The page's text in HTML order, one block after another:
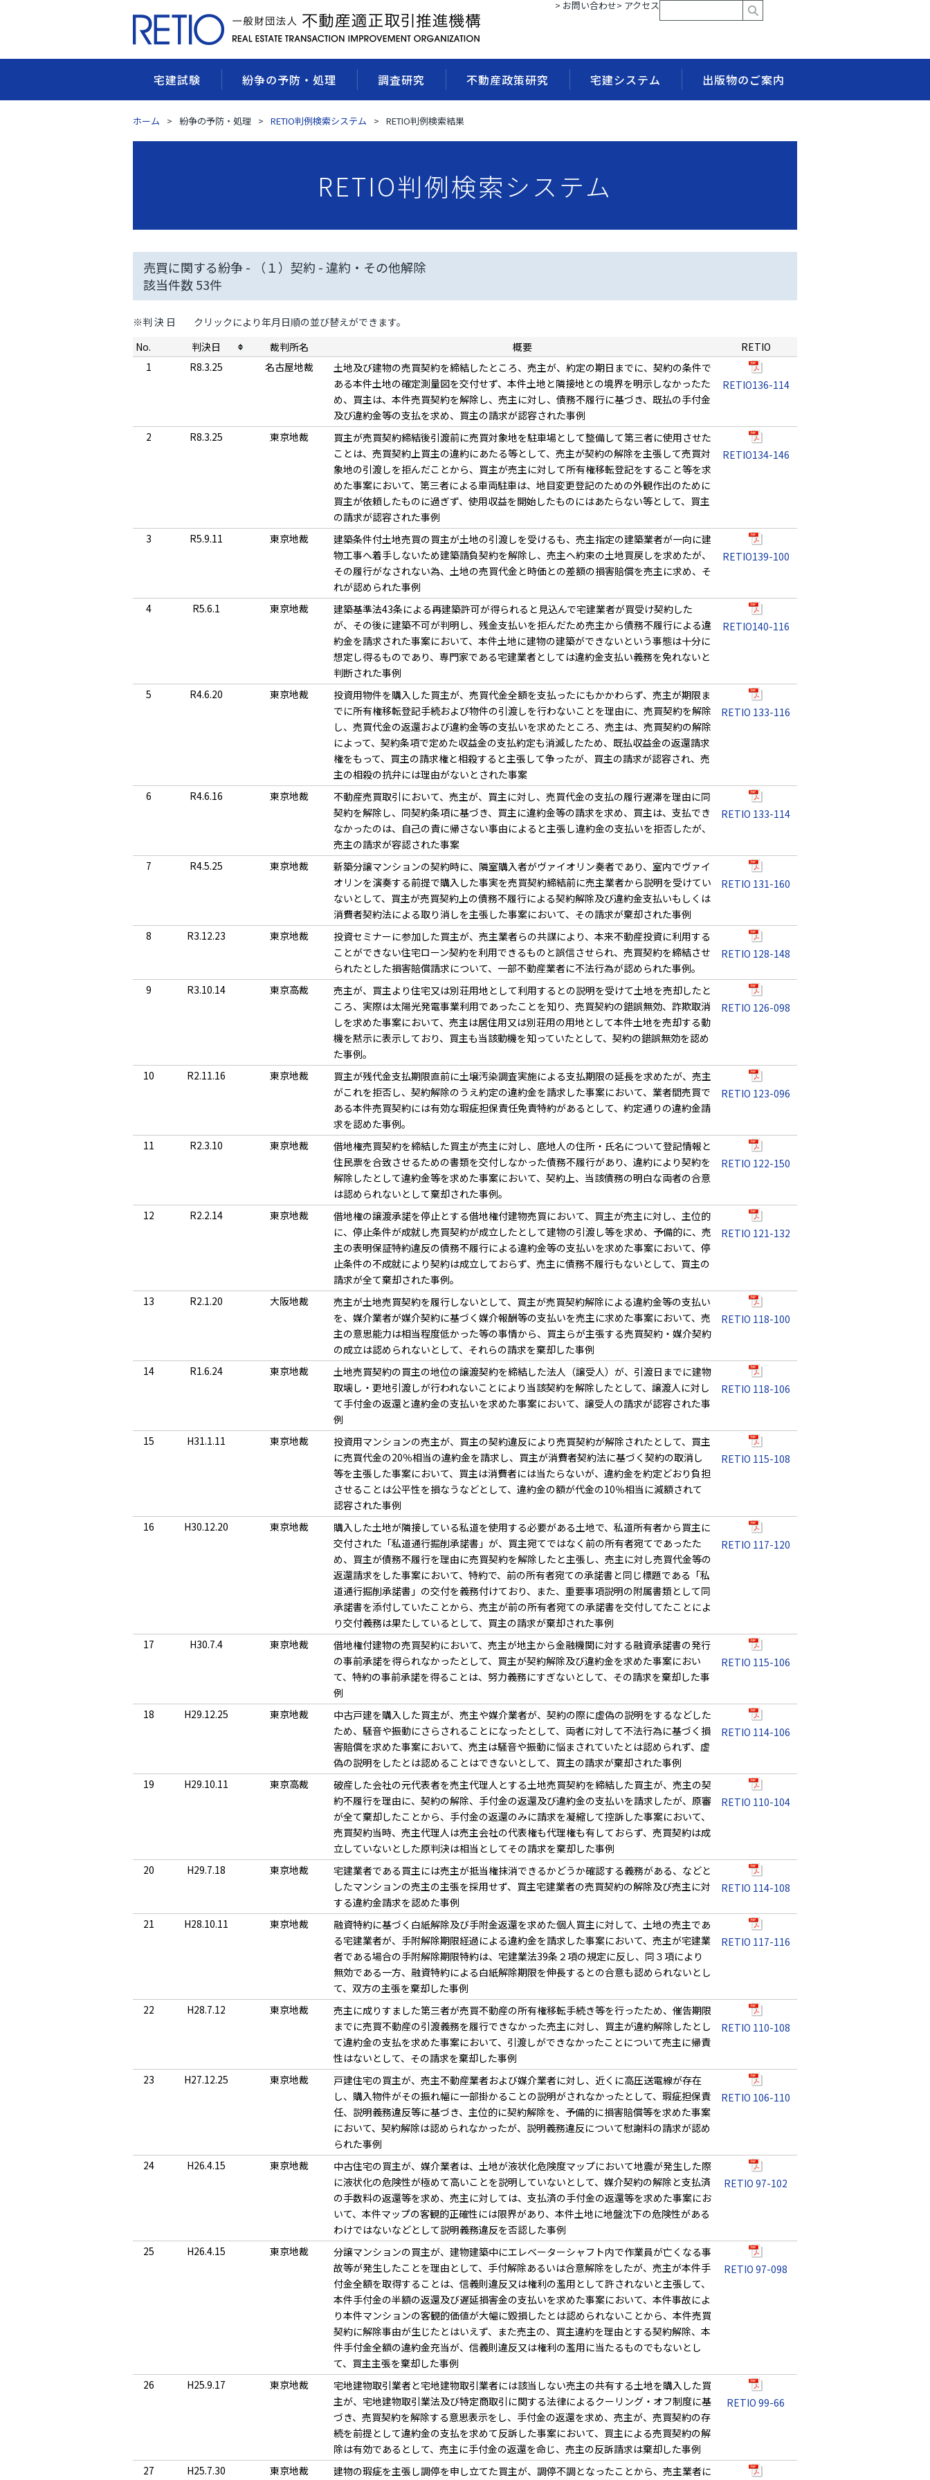
> お問い合わせ> アクセス
宅建試験 紛争の予防・処理 調査研究 不動産政策研究 宅建システム 出版物のご案内
ホーム 紛争の予防・処理 RETIO判例検索システム RETIO判例検索結果
RETIO判例検索システム
売買に関する紛争 - （１）契約 - 違約・その他解除
該当件数53件
※判 決 日
クリックにより年月日順の並び替えができます。
No.
判決日 裁判所名 概要
RETIO
1
R8.3.25 名古屋地裁
土地及び建物の売買契約を締結したところ、売主が、約定の期日までに、契約の条件で
ある本件土地の確定測量図を交付せず、本件土地と隣接地との境界を明示しなかったた
め、買主は、本件売買契約を解除し、売主に対し、債務不履行に基づき、既払の手付金
及び違約金等の支払を求め、買主の請求が認容された事例
RETIO136-114
2 R8.3.25 東京地裁
買主が売買契約締結後引渡前に売買対象地を駐車場として整備して第三者に使用させた
ことは、売買契約上買主の違約にあたる等として、売主が契約の解除を主張して売買対
象地の引渡しを拒んだことから、買主が売主に対して所有権移転登記をすること等を求
めた事案において、第三者による車両駐車は、地目変更登記のための外観作出のために
買主が依頼したものに過ぎず、使用収益を開始したものにはあたらない等として、買主
の請求が認容された事例
RETIO134-146
3 R5.9.11 東京地裁
建築条件付土地売買の買主が土地の引渡しを受けるも、売主指定の建築業者が一向に建
物工事へ着手しないため建築請負契約を解除し、売主へ約束の土地買戻しを求めたが、
その履行がなされない為、土地の売買代金と時価との差額の損害賠償を売主に求め、そ
れが認められた事例
RETIO139-100
4 R5.6.1 東京地裁
建築基準法43条による再建築許可が得られると見込んで宅建業者が買受け契約した
が、その後に建築不可が判明し、残金支払いを拒んだため売主から債務不履行による違
約金を請求された事案において、本件土地に建物の建築ができないという事態は十分に
想定し得るものであり、専門家である宅建業者としては違約金支払い義務を免れないと
判断された事例
RETIO140-116
5 R4.6.20 東京地裁
投資用物件を購入した買主が、売買代金全額を支払ったにもかかわらず、売主が期限ま
でに所有権移転登記手続および物件の引渡しを行わないことを理由に、売買契約を解除
し、売買代金の返還および違約金等の支払いを求めたところ、売主は、売買契約の解除
によって、契約条項で定めた収益金の支払約定も消滅したため、既払収益金の返還請求
権をもって、買主の請求権と相殺すると主張して争ったが、買主の請求が認容され、売
主の相殺の抗弁には理由がないとされた事案
RETIO 133-116
6 R4.6.16 東京地裁
不動産売買取引において、売主が、買主に対し、売買代金の支払の履行遅滞を理由に同
契約を解除し、同契約条項に基づき、買主に違約金等の請求を求め、買主は、支払でき
なかったのは、自己の責に帰さない事由によると主張し違約金の支払いを拒否したが、
売主の請求が容認された事案
RETIO 133-114
7 R4.5.25 東京地裁
新築分譲マンションの契約時に、隣室購入者がヴァイオリン奏者であり、室内でヴァイ
オリンを演奏する前提で購入した事実を売買契約締結前に売主業者から説明を受けてい
ないとして、買主が売買契約上の債務不履行による契約解除及び違約金支払いもしくは
消費者契約法による取り消しを主張した事案において、その請求が棄却された事例
RETIO 131-160
8 R3.12.23 東京地裁
投資セミナーに参加した買主が、売主業者らの共謀により、本来不動産投資に利用する
ことができない住宅ローン契約を利用できるものと誤信させられ、売買契約を締結させ
られたとした損害賠償請求について、一部不動産業者に不法行為が認められた事例。
RETIO 128-148
9 R3.10.14 東京高裁
売主が、買主より住宅又は別荘用地として利用するとの説明を受けて土地を売却したと
ころ、実際は太陽光発電事業利用であったことを知り、売買契約の錯誤無効、詐欺取消
しを求めた事案において、売主は居住用又は別荘用の用地として本件土地を売却する動
機を黙示に表示しており、買主も当該動機を知っていたとして、契約の錯誤無効を認め
た事例。
RETIO 126-098
10 R2.11.16 東京地裁
買主が残代金支払期限直前に土壌汚染調査実施による支払期限の延長を求めたが、売主
がこれを拒否し、契約解除のうえ約定の違約金を請求した事案において、業者間売買で
ある本件売買契約には有効な瑕疵担保責任免責特約があるとして、約定通りの違約金請
求を認めた事例。
RETIO 123-096
11 R2.3.10 東京地裁
借地権売買契約を締結した買主が売主に対し、底地人の住所・氏名について登記情報と
住民票を合致させるための書類を交付しなかった債務不履行があり、違約により契約を
解除したとして違約金等を求めた事案において、契約上、当該債務の明白な両者の合意
は認められないとして棄却された事例。
RETIO 122-150
12 R2.2.14 東京地裁
借地権の譲渡承諾を停止とする借地権付建物売買において、買主が売主に対し、主位的
に、停止条件が成就し売買契約が成立したとして建物の引渡し等を求め、予備的に、売
主の表明保証特約違反の債務不履行による違約金等の支払いを求めた事案において、停
止条件の不成就により契約は成立しておらず、売主に債務不履行もないとして、買主の
請求が全て棄却された事例。
RETIO 121-132
13 R2.1.20 大阪地裁
売主が土地売買契約を履行しないとして、買主が売買契約解除による違約金等の支払い
を、媒介業者が媒介契約に基づく媒介報酬等の支払いを売主に求めた事案において、売
主の意思能力は相当程度低かった等の事情から、買主らが主張する売買契約・媒介契約
の成立は認められないとして、それらの請求を棄却した事例
RETIO 118-100
14 R1.6.24 東京地裁
土地売買契約の買主の地位の譲渡契約を締結した法人（譲受人）が、引渡日までに建物
取壊し・更地引渡しが行われないことにより当該契約を解除したとして、譲渡人に対し
て手付金の返還と違約金の支払いを求めた事案において、譲受人の請求が認容された事
例
RETIO 118-106
15 H31.1.11 東京地裁
投資用マンションの売主が、買主の契約違反により売買契約が解除されたとして、買主
に売買代金の20％相当の違約金を請求し、買主が消費者契約法に基づく契約の取消し
等を主張した事案において、買主は消費者には当たらないが、違約金を約定どおり負担
させることは公平性を損なうなどとして、違約金の額が代金の10％相当に減額されて
認容された事例
RETIO 115-108
16 H30.12.20 東京地裁
購入した土地が隣接している私道を使用する必要がある土地で、私道所有者から買主に
交付された「私道通行掘削承諾書」が、買主宛てではなく前の所有者宛てであったた
め、買主が債務不履行を理由に売買契約を解除したと主張し、売主に対し売買代金等の
返還請求をした事案において、特約で、前の所有者宛ての承諾書と同じ標題である「私
道通行掘削承諾書」の交付を義務付けており、また、重要事項説明の附属書類として同
承諾書を添付していたことから、売主が前の所有者宛ての承諾書を交付してたことによ
り交付義務は果たしているとして、買主の請求が棄却された事例
RETIO 117-120
17 H30.7.4 東京地裁
借地権付建物の売買契約において、売主が地主から金融機関に対する融資承諾書の発行
の事前承諾を得られなかったとして、買主が契約解除及び違約金を求めた事案におい
て、特約の事前承諾を得ることは、努力義務にすぎないとして、その請求を棄却した事
例
RETIO 115-106
18 H29.12.25 東京地裁
中古戸建を購入した買主が、売主や媒介業者が、契約の際に虚偽の説明をするなどした
ため、騒音や振動にさらされることになったとして、両者に対して不法行為に基づく損
害賠償を求めた事案において、売主は騒音や振動に悩まされていたとは認められず、虚
偽の説明をしたとは認めることはできないとして、買主の請求が棄却された事例
RETIO 114-106
19 H29.10.11 東京高裁
破産した会社の元代表者を売主代理人とする土地売買契約を締結した買主が、売主の契
約不履行を理由に、契約の解除、手付金の返還及び違約金の支払いを請求したが、原審
が全て棄却したことから、手付金の返還のみに請求を凝縮して控訴した事案において、
売買契約当時、売主代理人は売主会社の代表権も代理権も有しておらず、売買契約は成
立していないとした原判決は相当としてその請求を棄却した事例
RETIO 110-104
20 H29.7.18 東京地裁
宅建業者である買主には売主が抵当権抹消できるかどうか確認する義務がある、などと
したマンションの売主の主張を採用せず、買主宅建業者の売買契約の解除及び売主に対
する違約金請求を認めた事例
RETIO 114-108
21 H28.10.11 東京地裁
融資特約に基づく白紙解除及び手附金返還を求めた個人買主に対して、土地の売主であ
る宅建業者が、手附解除期限経過による違約金を請求した事案において、売主が宅建業
者である場合の手附解除期限特約は、宅建業法39条２項の規定に反し、同３項により
無効である一方、融資特約による白紙解除期限を伸長するとの合意も認められないとし
て、双方の主張を棄却した事例
RETIO 117-116
22 H28.7.12 東京地裁
売主に成りすました第三者が売買不動産の所有権移転手続き等を行ったため、催告期限
までに売買不動産の引渡義務を履行できなかった売主に対し、買主が違約解除したとし
て違約金の支払を求めた事案において、引渡しができなかったことについて売主に帰責
性はないとして、その請求を棄却した事例
RETIO 110-108
23 H27.12.25 東京地裁
戸建住宅の買主が、売主不動産業者および媒介業者に対し、近くに高圧送電線が存在
し、購入物件がその振れ幅に一部掛かることの説明がされなかったとして、瑕疵担保責
任、説明義務違反等に基づき、主位的に契約解除を、予備的に損害賠償等を求めた事案
において、契約解除は認められなかったが、説明義務違反について慰謝料の請求が認め
られた事例
RETIO 106-110
24 H26.4.15 東京地裁
中古住宅の買主が、媒介業者は、土地が液状化危険度マップにおいて地震が発生した際
に液状化の危険性が極めて高いことを説明していないとして、媒介契約の解除と支払済
の手数料の返還等を求め、売主に対しては、支払済の手付金の返還等を求めた事案にお
いて、本件マップの客観的正確性には限界があり、本件土地に地盤沈下の危険性がある
わけではないなどとして説明義務違反を否認した事例
RETIO 97-102
25 H26.4.15 東京地裁
分譲マンションの買主が、建物建築中にエレベーターシャフト内で作業員が亡くなる事
故等が発生したことを理由として、手付解除あるいは合意解除をしたが、売主が本件手
付金全額を取得することは、信義則違反又は権利の濫用として許されないと主張して、
本件手付金の半額の返還及び遅延損害金の支払いを求めた事案において、本件事故によ
り本件マンションの客観的価値が大幅に毀損したとは認められないことから、本件売買
契約に解除事由が生じたとはいえず、また売主の、買主違約を理由とする契約解除、本
件手付金全額の違約金充当が、信義則違反又は権利の濫用に当たるものでもないとし
て、買主主張を棄却した事例
RETIO 97-098
26 H25.9.17 東京地裁
宅地建物取引業者と宅地建物取引業者には該当しない売主の共有する土地を購入した買
主が、宅地建物取引業法及び特定商取引に関する法律によるクーリング・オフ制度に基
づき、売買契約を解除する意思表示をし、手付金の返還を求め、売主が、売買契約の存
続を前提として違約金の支払を求めて反訴した事案において、買主による売買契約の解
除は有効であるとして、売主に手付金の返還を命じ、売主の反訴請求は棄却した事例
RETIO 99-66
27 H25.7.30 東京地裁 建物の瑕疵を主張し調停を申し立てた買主が、調停不調となったことから、売主業者に